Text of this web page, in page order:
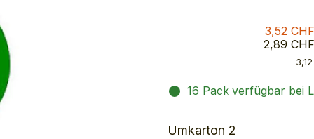
3,52
2,89
16 Pack verfügbar bei
Umkarton 2